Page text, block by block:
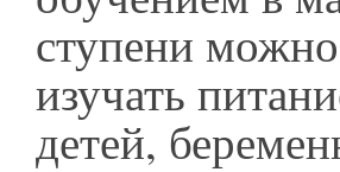
ступени
изучать
детей,